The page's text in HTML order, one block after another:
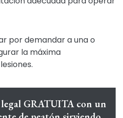
por demandar a una o
la máxima
GRATUITA con un